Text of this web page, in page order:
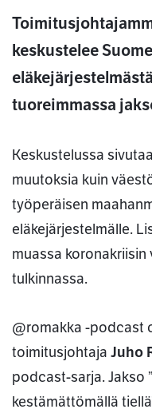
keskustelee
tuoreimmassa
Keskustelussa
muutoksia kuin
työperäisen
eläkejärjestelmälle.
muassa
tulkinnassa.
@romakka -podcast
toimitusjohtaja Juho
podcast-sarja. Jakso
kestämättömällä